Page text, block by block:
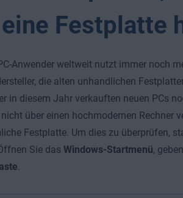
Festplatte
Anwender weltweit nutzt immer noch
die alten unhandlichen
in diesem Jahr verkauften neuen PCs
über einen hochmodernen Rechner
Festplatte. Um dies zu überprüfen,
Sie das Windows-Startmenü,
.